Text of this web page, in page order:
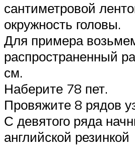
сантиметровой
окружность головы.
Для примера
распространенный
см.
Наберите 78 пет.
Провяжите 8 рядов
С девятого ряда
английской резинкой